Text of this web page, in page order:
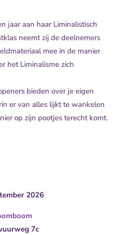
jaar aan haar Liminalistisch
neemt zij de deelnemers
mee in de manier
het Liminalisme zich
bieden over je eigen
er van alles lijkt te wankelen
op zijn pootjes terecht komt.
2026
7c